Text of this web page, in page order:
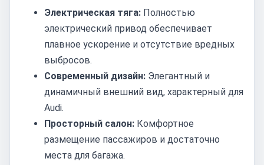
Электрическая тяга: Полностью
электрический привод обеспечивает
плавное ускорение и отсутствие вредных
выбросов.
Современный дизайн: Элегантный и
динамичный внешний вид, характерный для
Audi.
Просторный салон: Комфортное
размещение пассажиров и достаточно
места для багажа.